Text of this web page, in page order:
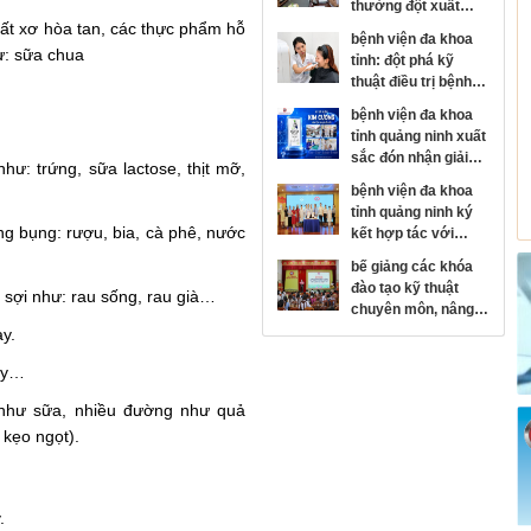
xơ hòa tan, các thực phẩm hỗ
sữa chua
trứng, sữa lactose, thịt mỡ,
bụng: rượu, bia, cà phê, nước
như: rau sống, rau già…
sữa, nhiều đường như quả
ngọt).
thưởng đột xuất
đơn nguyên đột quỵ
đạt danh hiệu kim
cương của hội đột
quỵ thế giới
bệnh viện đa khoa
tỉnh: đột phá kỹ
thuật điều trị bệnh
da liễu
bệnh viện đa khoa
tỉnh quảng ninh xuất
sắc đón nhận giải
thưởng kim cương
của hội đột quỵ thế
giới
bệnh viện đa khoa
tỉnh quảng ninh ký
kết hợp tác với
bệnh viện mắt trung
ương, phát triển
chuyên sâu chuyên
ngành nhãn khoa
bế giảng các khóa
đào tạo kỹ thuật
chuyên môn, nâng